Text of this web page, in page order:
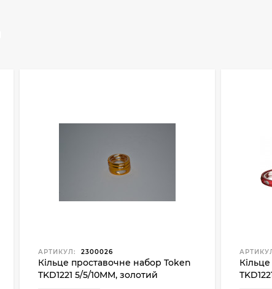
АРТИКУЛ: 2300026
Кільце проставочне набор Token
TKD1221 5/5/10MM, золотий